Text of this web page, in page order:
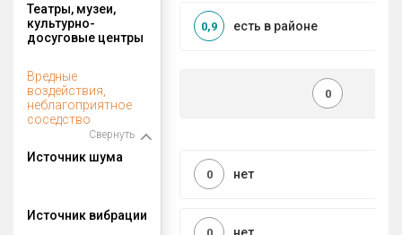
Театры, музеи,
культурно-
досуговые центры
есть в районе
0,9
Вредные
воздействия,
неблагоприятное
соседство
Свернуть
0
Источник шума
нет
0
Источник вибрации